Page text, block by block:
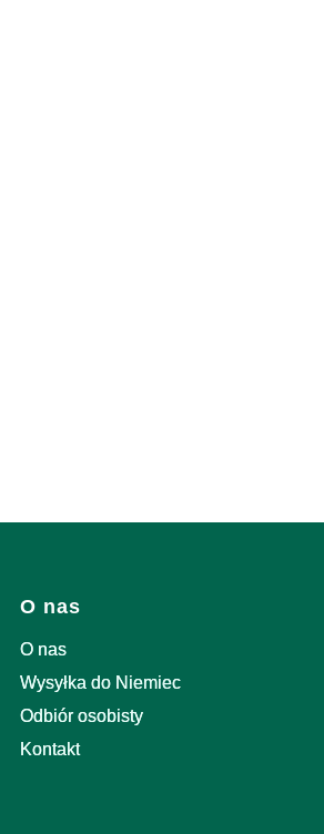
O nas
O nas
Wysyłka do Niemiec
Odbiór osobisty
Kontakt